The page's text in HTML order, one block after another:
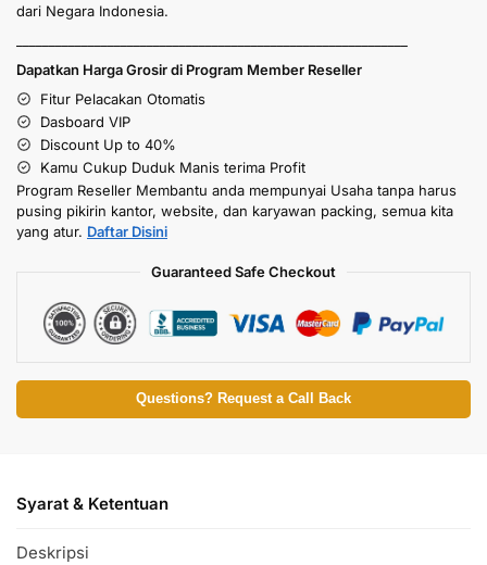
dari Negara Indonesia.
Dapatkan Harga Grosir di Program Member Reseller
Fitur Pelacakan Otomatis
Dasboard VIP
Discount Up to 40%
Kamu Cukup Duduk Manis terima Profit
Program Reseller Membantu anda mempunyai Usaha tanpa harus
pusing pikirin kantor, website, dan karyawan packing, semua kita
yang atur. Daftar Disini
Guaranteed Safe Checkout
Questions? Request a Call Back
Syarat & Ketentuan
Deskripsi